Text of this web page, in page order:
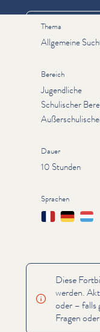
Thema
Allgemeine
Bereich
Jugendliche
Schulischer
Dauer
10 Stunden
Sprachen
FrançaisDeutsch
Diese
werden.
oder – falls
Fragen